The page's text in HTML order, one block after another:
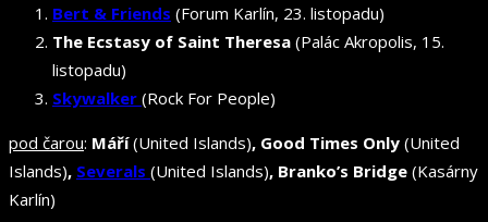
Bert & Friends (Forum Karlín, 23. listopadu)
The Ecstasy of Saint Theresa (Palác Akropolis, 15.
listopadu)
Skywalker (Rock For People)
pod čarou: Máří(United Islands), Good Times Only (United
Islands), Severals (United Islands), Branko’s Bridge (Kasárny
Karlín)